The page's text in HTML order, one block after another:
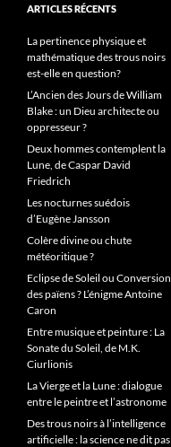
ARTICLES RÉCENTS
La pertinence physique et
mathématique des trous noirs
est-elle en question?
L’Ancien des Jours de William
Blake : un Dieu architecte ou
oppresseur ?
Deux hommes contemplent la
Lune, de Caspar David
Friedrich
Les nocturnes suédois
d’Eugène Jansson
Colère divine ou chute
météoritique ?
Eclipse de Soleil ou Conversion
des païens ? L’énigme Antoine
Caron
Entre musique et peinture : La
Sonate du Soleil, de M.K.
Ciurlionis
La Vierge et la Lune : dialogue
entre le peintre et l’astronome
Des trous noirs à l’intelligence
artificielle : la science ne dit pas